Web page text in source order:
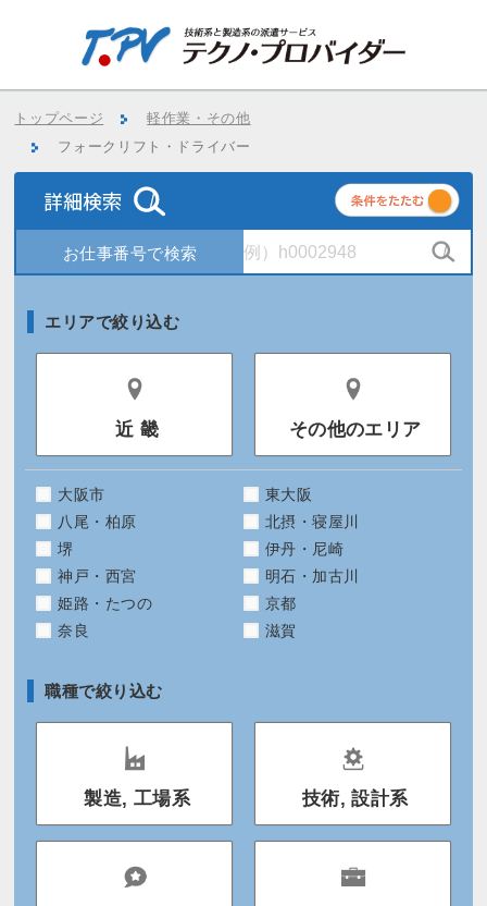
トップページ
軽作業・その他
フォークリフト・ドライバー
条
件
エリアで絞り込む
近 畿 その他のエリア
大阪市
東大阪
八尾・柏原
北摂・寝屋川
堺
伊丹・尼崎
神戸・西宮
明石・加古川
姫路・たつの
京都
奈良
滋賀
職種で絞り込む
製造, 工場系 技術, 設計系